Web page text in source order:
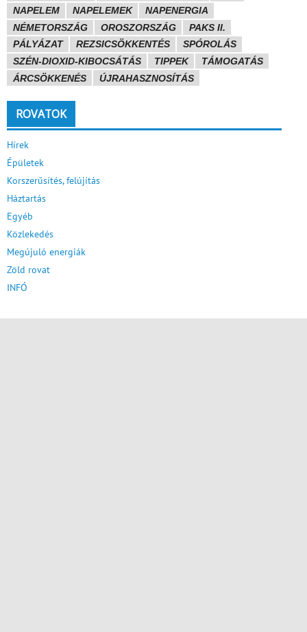
NAPELEM
NAPELEMEK
NAPENERGIA
NÉMETORSZÁG
OROSZORSZÁG
PAKS II.
PÁLYÁZAT
REZSICSÖKKENTÉS
SPÓROLÁS
SZÉN-DIOXID-KIBOCSÁTÁS
TIPPEK
TÁMOGATÁS
ÁRCSÖKKENÉS
ÚJRAHASZNOSÍTÁS
ROVATOK
Hírek
Épületek
Korszerűsítés, felújítás
Háztartás
Egyéb
Közlekedés
Megújuló energiák
Zöld rovat
INFÓ